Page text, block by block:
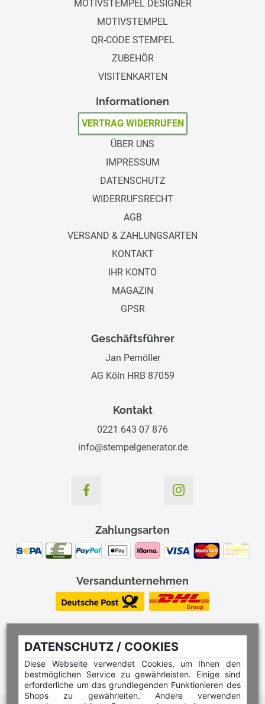
DATENSCHUTZ / COOKIES
Diese Webseite verwendet Cookies, um Ihnen den
bestmöglichen Service zu gewährleisten. Einige sind
erforderliche um das grundlegenden Funktionieren des
Shops zu gewährleiten. Andere verwenden
MOTIVSTEMPEL DESIGNER
MOTIVSTEMPEL
QR-CODE STEMPEL
ZUBEHÖR
VISITENKARTEN
Informationen
VERTRAG WIDERRUFEN
ÜBER UNS
IMPRESSUM
DATENSCHUTZ
WIDERRUFSRECHT
AGB
VERSAND & ZAHLUNGSARTEN
KONTAKT
IHR KONTO
MAGAZIN
GPSR
Geschäftsführer
Jan Pemöller
AG Köln HRB 87059
Kontakt
0221 643 07 876
info@stempelgenerator.de
Zahlungsarten
Versandunternehmen